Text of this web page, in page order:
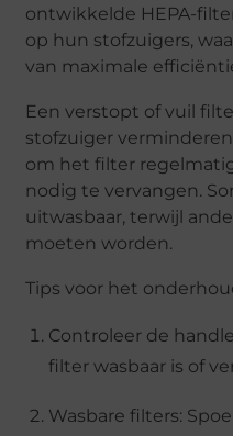
ontwikkelde HEPA-
op hun stofzuigers,
van maximale
Een verstopt of vuil
stofzuiger
om het filter
nodig te vervangen.
uitwasbaar, terwijl
moeten worden.
Tips voor het
Controleer de
filter wasbaar is of
Wasbare filters: